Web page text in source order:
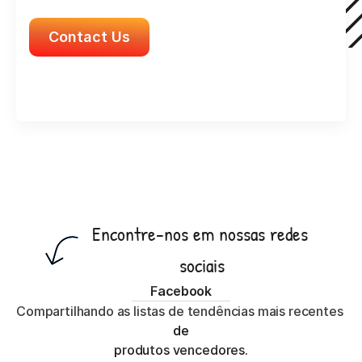
Contact Us
Encontre-nos em nossas redes
sociais
Facebook
Compartilhando as listas de tendências mais recentes
de
produtos vencedores.